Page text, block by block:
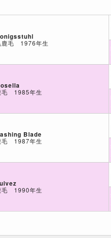
鹿毛 1976年生
毛 1985年生
Blade
毛 1987年生
毛 1990年生